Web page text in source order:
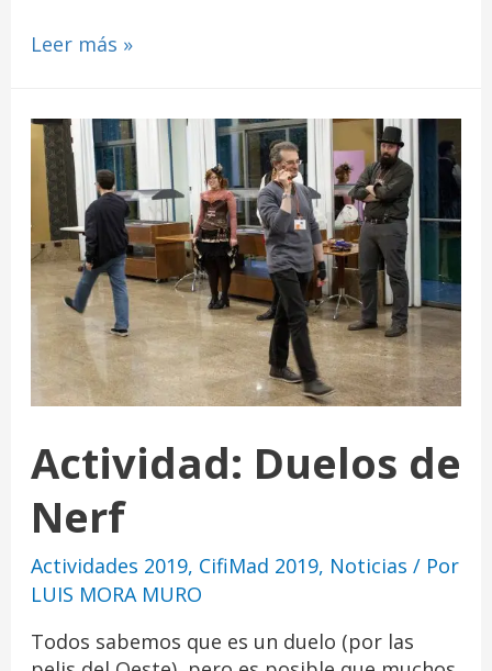
Leer más »
Actividad: Duelos de
Nerf
Actividades 2019, CifiMad 2019, Noticias / Por
LUIS MORA MURO
Todos sabemos que es un duelo (por las